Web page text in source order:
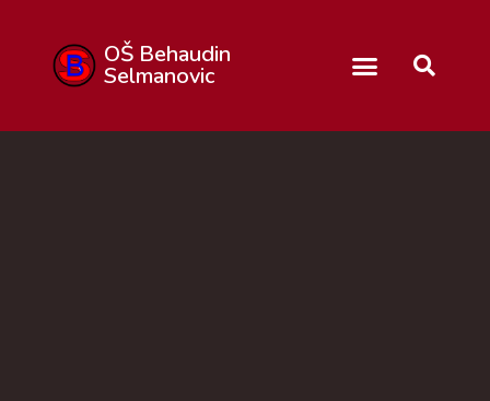
OŠ Behaudin
Selmanovic